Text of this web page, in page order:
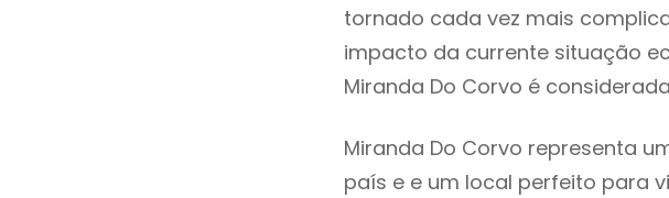
tornado cada vez mais
impacto da currente situação
Miranda Do Corvo é
Miranda Do Corvo representa
país e e um local perfeito para